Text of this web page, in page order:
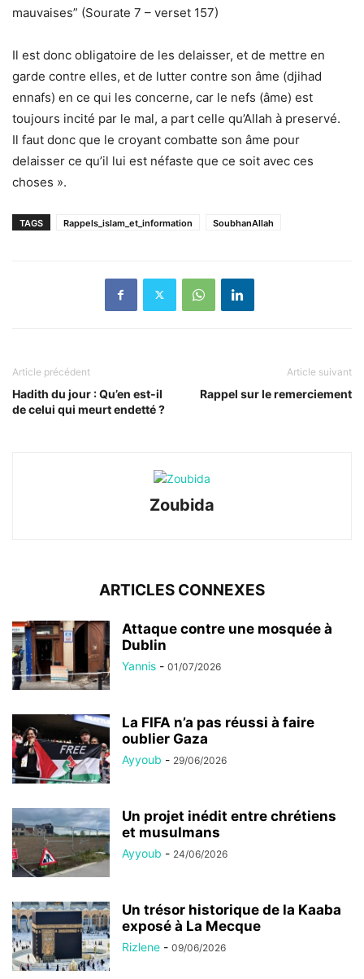
mauvaises” (Sourate 7 – verset 157)
Il est donc obligatoire de les delaisser, et de mettre en
garde contre elles, et de lutter contre son âme (djihad
ennafs) en ce qui les concerne, car le nefs (âme) est
toujours incité par le mal, a part celle qu’Allah à preservé.
Il faut donc que le croyant combatte son âme pour
delaisser ce qu’il lui est néfaste que ce soit avec ces
choses ».
TAGS Rappels_islam_et_information SoubhanAllah
Article précédent
Hadith du jour : Qu’en est-il
de celui qui meurt endetté ?
Article suivant
Rappel sur le remerciement
Zoubida
ARTICLES CONNEXES
Attaque contre une mosquée à
Dublin
Yannis - 01/07/2026
La FIFA n’a pas réussi à faire
oublier Gaza
Ayyoub - 29/06/2026
Un projet inédit entre chrétiens
et musulmans
Ayyoub - 24/06/2026
Un trésor historique de la Kaaba
exposé à La Mecque
Rizlene - 09/06/2026